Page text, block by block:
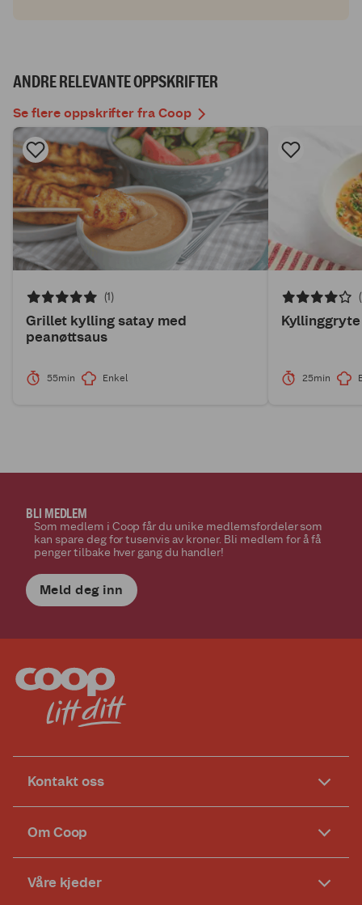
ANDRE RELEVANTE OPPSKRIFTER
Se flere oppskrifter fra Coop
(1)
Grillet kylling satay med
peanøttsaus
55min Enkel 25min
BLI MEDLEM
Som medlem i Coop får du unike medlemsfordeler som
kan spare deg for tusenvis av kroner. Bli medlem for å få
penger tilbake hver gang du handler!
Meld deg inn
Kontakt oss
Om Coop
Våre kjeder